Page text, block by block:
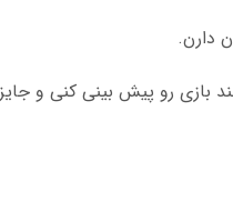
دارن.
بازی رو پیش بینی کنی و